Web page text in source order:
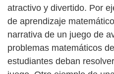
atractivo y divertido. Por
de aprendizaje
narrativa de un juego de
problemas matemáticos
estudiantes deban